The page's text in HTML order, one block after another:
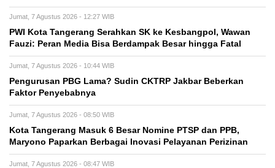
Jumat, 7 Agustus 2026 - 12:27 WIB
PWI Kota Tangerang Serahkan SK ke Kesbangpol, Wawan
Fauzi: Peran Media Bisa Berdampak Besar hingga Fatal
Jumat, 7 Agustus 2026 - 10:44 WIB
Pengurusan PBG Lama? Sudin CKTRP Jakbar Beberkan
Faktor Penyebabnya
Jumat, 7 Agustus 2026 - 08:50 WIB
Kota Tangerang Masuk 6 Besar Nomine PTSP dan PPB,
Maryono Paparkan Berbagai Inovasi Pelayanan Perizinan
Jumat, 7 Agustus 2026 - 08:47 WIB